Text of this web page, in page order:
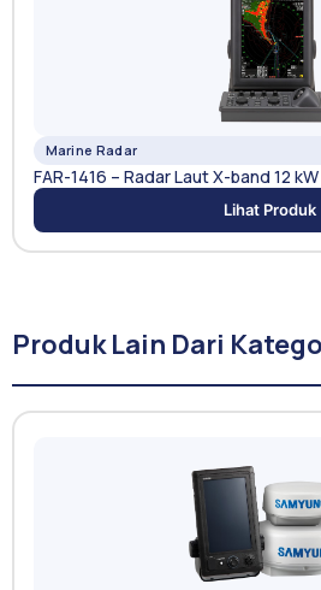
Marine Radar
FAR-1416 – Radar Laut X-band 12 kW
Lihat Produk
Produk Lain Dari